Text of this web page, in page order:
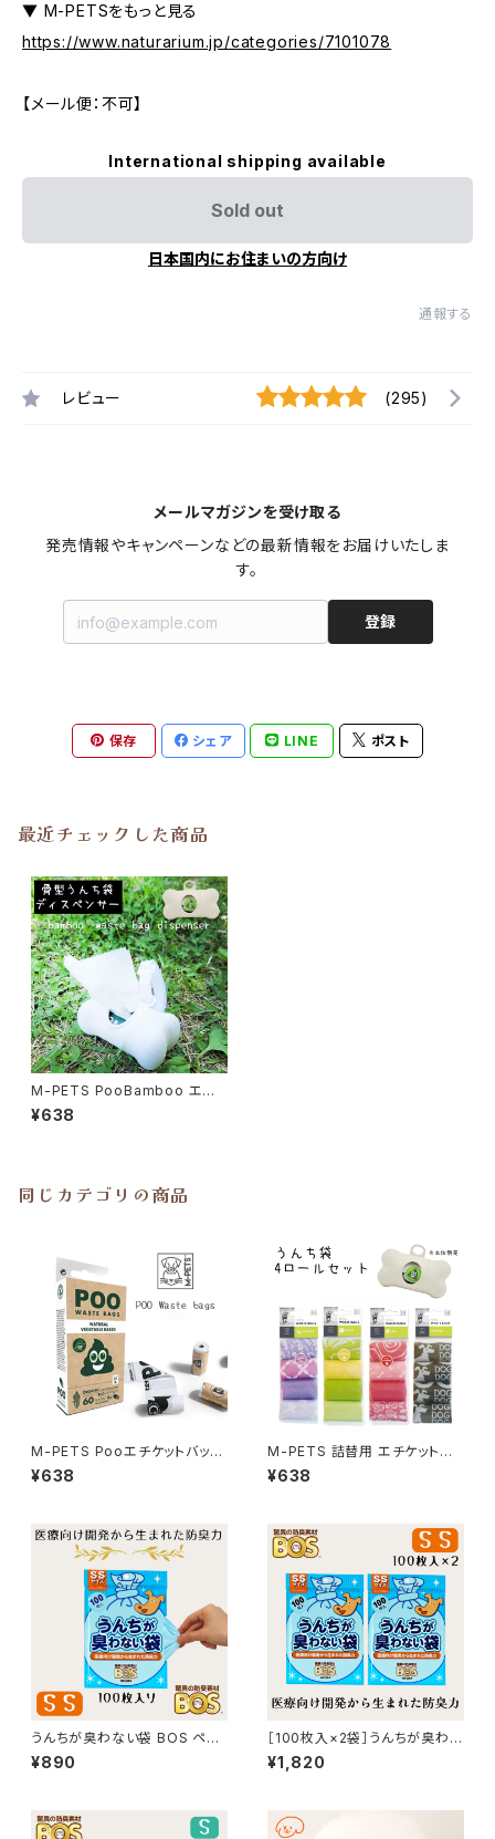
▼ M-PETSをもっと見る
https://www.naturarium.jp/categories/7101078
【メール便：不可】
International shipping available
Sold out
日本国内にお住まいの方向け
通報する
レビュー (295)
メールマガジンを受け取る
発売情報やキャンペーンなどの最新情報をお届けいたしま
す。
登録
保存 シェア LINE ポスト
最近チェックした商品
M-PETS PooBamboo エチ
ケットバッグ ディスペンサー
¥638
同じカテゴリの商品
M-PETS Pooエチケットバッグ
60枚 無香 うんち袋 防災 エム
ペッツ
¥638
M-PETS 詰替用 エチケットバッ
グ 15枚×4ロール
¥638
うんちが臭わない袋 BOS ペッ
ト用 SSサイズ(100枚入)
¥890
［100枚入×2袋］うんちが臭わな
い袋 BOS ペット用 SSサイズ
¥1,820